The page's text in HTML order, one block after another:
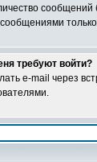
требуют войти?
e-mail через